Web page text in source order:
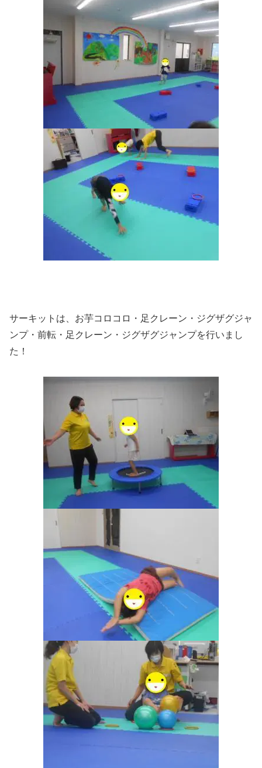
サーキットは、お芋コロコロ・足クレーン・ジグザグジャ
ンプ・前転・足クレーン・ジグザグジャンプを行いまし
た！